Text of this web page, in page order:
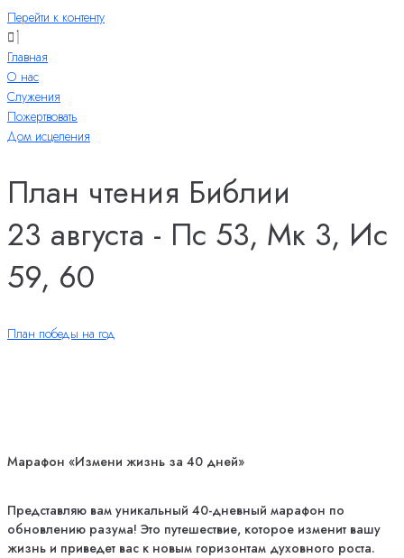
Перейти к контенту
Главная
О нас
Служения
Пожертвовать
Дом исцеления
План чтения Библии
23 августа - Пс 53, Мк 3, Ис
59, 60
План победы на год
Марафон «Измени жизнь за 40 дней»
Представляю вам уникальный 40-дневный марафон по
обновлению разума! Это путешествие, которое изменит вашу
жизнь и приведет вас к новым горизонтам духовного роста.